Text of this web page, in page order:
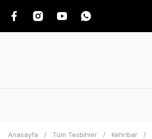
Anasayfa Tüm Tesbihler Kehribar